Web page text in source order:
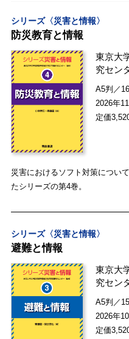
シリーズ〈災害と情報〉
防災教育と情報
東京大
究セン
A5判／
2026年
定価
災害におけるソフト対策につい
たシリーズの第4巻。
シリーズ〈災害と情報〉
避難と情報
東京大
究セン
A5判／
2026年
定価